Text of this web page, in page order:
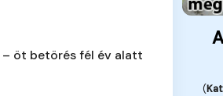
– öt betörés fél év alatt
(